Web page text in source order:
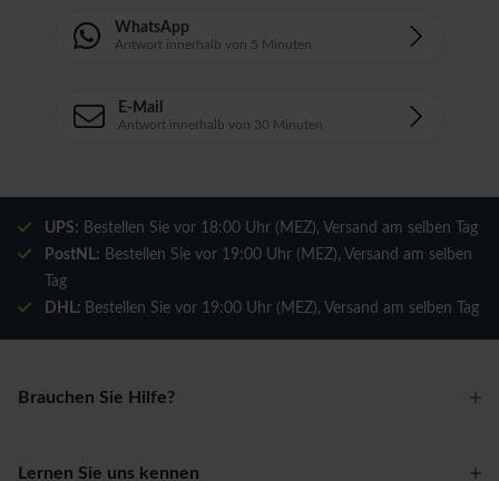
WhatsApp
Antwort innerhalb von 5 Minuten
E-Mail
Antwort innerhalb von 30 Minuten
UPS: Bestellen Sie vor 18:00 Uhr (MEZ), Versand am selben Tag
PostNL: Bestellen Sie vor 19:00 Uhr (MEZ), Versand am selben
Tag
DHL: Bestellen Sie vor 19:00 Uhr (MEZ), Versand am selben Tag
Brauchen Sie Hilfe?
Lernen Sie uns kennen